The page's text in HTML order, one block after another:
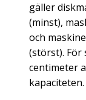
gäller
(minst),
och
(störst). För
centimeter
kapaciteten.